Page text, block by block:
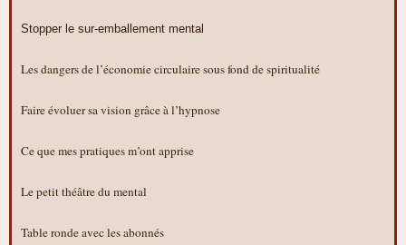
Stopper le sur-emballement mental
Les dangers de l’économie circulaire sous fond de spiritualité
Faire évoluer sa vision grâce à l’hypnose
Ce que mes pratiques m’ont apprise
Le petit théâtre du mental
Table ronde avec les abonnés